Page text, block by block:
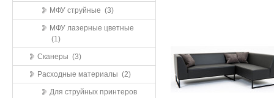
МФУ струйные (3)
МФУ лазерные цветные
(1)
Сканеры (3)
Расходные материалы (2)
Для струйных принтеров